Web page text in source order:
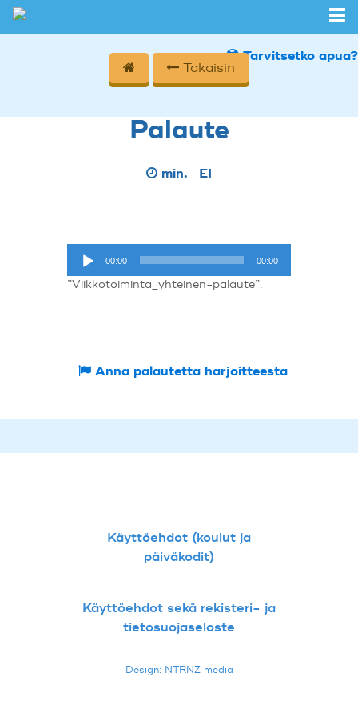
Tarvitsetko apua?
Takaisin
Palaute
min. EI
Äänitoistin
00:00 00:00
”Viikkotoiminta_yhteinen-palaute”.
Anna palautetta harjoitteesta
Käyttöehdot (koulut ja
päiväkodit)
Käyttöehdot sekä rekisteri- ja
tietosuojaseloste
Design: NTRNZ media